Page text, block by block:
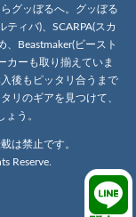
グッぼるへ。グッぼる
ティバ)、SCARPA(スカ
、Beastmaker(ビースト
カーも取り揃えていま
後もピッタリ合うまで
リのギアを見つけて、
う。
は禁止です。
Reserve.